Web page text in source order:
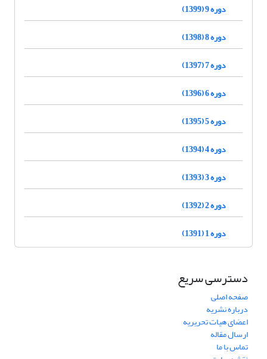
دوره 9 (1399)
دوره 8 (1398)
دوره 7 (1397)
دوره 6 (1396)
دوره 5 (1395)
دوره 4 (1394)
دوره 3 (1393)
دوره 2 (1392)
دوره 1 (1391)
دسترسی سریع
صفحه اصلی
درباره نشریه
اعضای هیات تحریریه
ارسال مقاله
تماس با ما